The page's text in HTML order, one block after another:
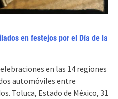
en festejos por el Día de la
en las 14 regiones
automóviles entre
Toluca, Estado de México, 31